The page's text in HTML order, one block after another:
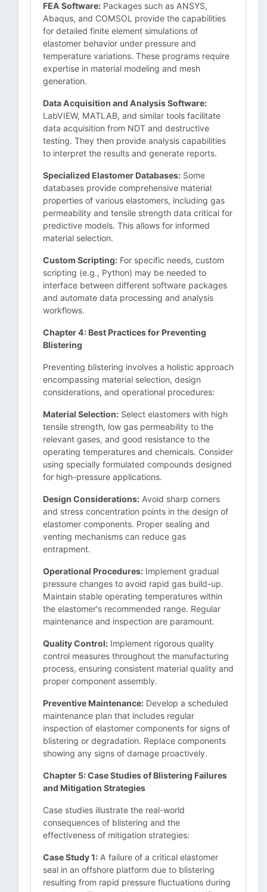
FEA Software: Packages such as ANSYS,
Abaqus, and COMSOL provide the capabilities
for detailed finite element simulations of
elastomer behavior under pressure and
temperature variations. These programs require
expertise in material modeling and mesh
generation.
Data Acquisition and Analysis Software:
LabVIEW, MATLAB, and similar tools facilitate
data acquisition from NDT and destructive
testing. They then provide analysis capabilities
to interpret the results and generate reports.
Specialized Elastomer Databases: Some
databases provide comprehensive material
properties of various elastomers, including gas
permeability and tensile strength data critical for
predictive models. This allows for informed
material selection.
Custom Scripting: For specific needs, custom
scripting (e.g., Python) may be needed to
interface between different software packages
and automate data processing and analysis
workflows.
Chapter 4: Best Practices for Preventing
Blistering
Preventing blistering involves a holistic approach
encompassing material selection, design
considerations, and operational procedures:
Material Selection: Select elastomers with high
tensile strength, low gas permeability to the
relevant gases, and good resistance to the
operating temperatures and chemicals. Consider
using specially formulated compounds designed
for high-pressure applications.
Design Considerations: Avoid sharp corners
and stress concentration points in the design of
elastomer components. Proper sealing and
venting mechanisms can reduce gas
entrapment.
Operational Procedures: Implement gradual
pressure changes to avoid rapid gas build-up.
Maintain stable operating temperatures within
the elastomer's recommended range. Regular
maintenance and inspection are paramount.
Quality Control: Implement rigorous quality
control measures throughout the manufacturing
process, ensuring consistent material quality and
proper component assembly.
Preventive Maintenance: Develop a scheduled
maintenance plan that includes regular
inspection of elastomer components for signs of
blistering or degradation. Replace components
showing any signs of damage proactively.
Chapter 5: Case Studies of Blistering Failures
and Mitigation Strategies
Case studies illustrate the real-world
consequences of blistering and the
effectiveness of mitigation strategies:
Case Study 1: A failure of a critical elastomer
seal in an offshore platform due to blistering
resulting from rapid pressure fluctuations during